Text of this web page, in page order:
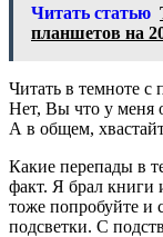
Читать статью
планшетов на
Читать в темноте с
Нет, Вы что у меня
А в общем,
Какие перепады в
факт. Я брал
тоже попробуйте и
подсветки. С